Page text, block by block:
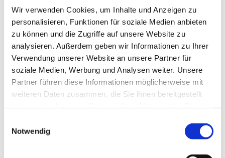
Wir verwenden Cookies, um Inhalte und Anzeigen zu
personalisieren, Funktionen für soziale Medien anbieten
zu können und die Zugriffe auf unsere Website zu
analysieren. Außerdem geben wir Informationen zu Ihrer
Verwendung unserer Website an unsere Partner für
soziale Medien, Werbung und Analysen weiter. Unsere
Partner führen diese Informationen möglicherweise mit
weiteren Daten zusammen, die Sie ihnen bereitgestellt
Notwendig
und dann am Straßenrand oder auf den Parkplätzen
am Union Stadion kostenfrei parken.
Öffentliche Verkehrsmittel
Die nächstgelegene Bushaltestelle ist "Salzgitter-Bad
Adolf-Kolping-Straße" der Linien 611, 612, 613, 628.
Salzgitter-Bad hat einen Bahnhof, der an das
Regionalbahnnetz angeschlossen ist.
Tourist-Information Salzgitter c/o Wirtschafts- und